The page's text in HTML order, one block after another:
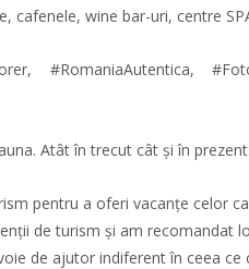
cafenele, wine bar-uri, centre
#RomaniaAutentica,
Atât în trecut cât și în prezent:
pentru a oferi vacanțe celor
de turism și am recomandat
de ajutor indiferent în ceea ce